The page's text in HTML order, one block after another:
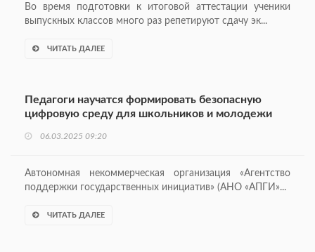
Во время подготовки к итоговой аттестации ученики
выпускных классов много раз репетируют сдачу эк...
ЧИТАТЬ ДАЛЕЕ
Педагоги научатся формировать безопасную
цифровую среду для школьников и молодежи
06.03.2025 09:20
Автономная некоммерческая организация «Агентство
поддержки государственных инициатив» (АНО «АПГИ»...
ЧИТАТЬ ДАЛЕЕ